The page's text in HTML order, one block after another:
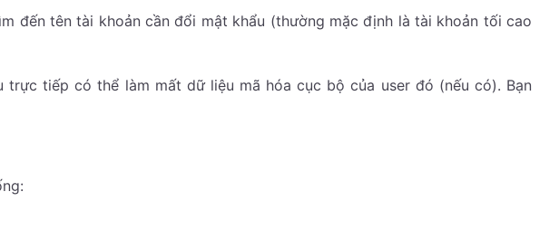
đến tên tài khoản cần đổi mật khẩu (thường mặc định là tài khoản tối cao
tiếp có thể làm mất dữ liệu mã hóa cục bộ của user đó (nếu có). Bạn